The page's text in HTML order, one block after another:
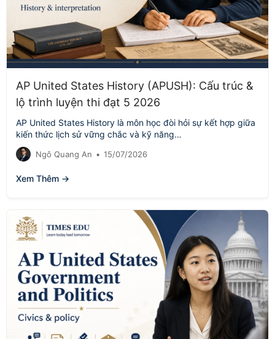
AP United States History (APUSH): Cấu trúc &
lộ trình luyện thi đạt 5 2026
AP United States History là môn học đòi hỏi sự kết hợp giữa
kiến thức lịch sử vững chắc và kỹ năng…
Ngô Quang An • 15/07/2026
Xem Thêm →